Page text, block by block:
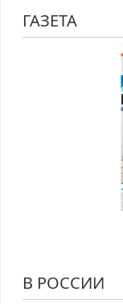
ГАЗЕТА
В РОССИИ